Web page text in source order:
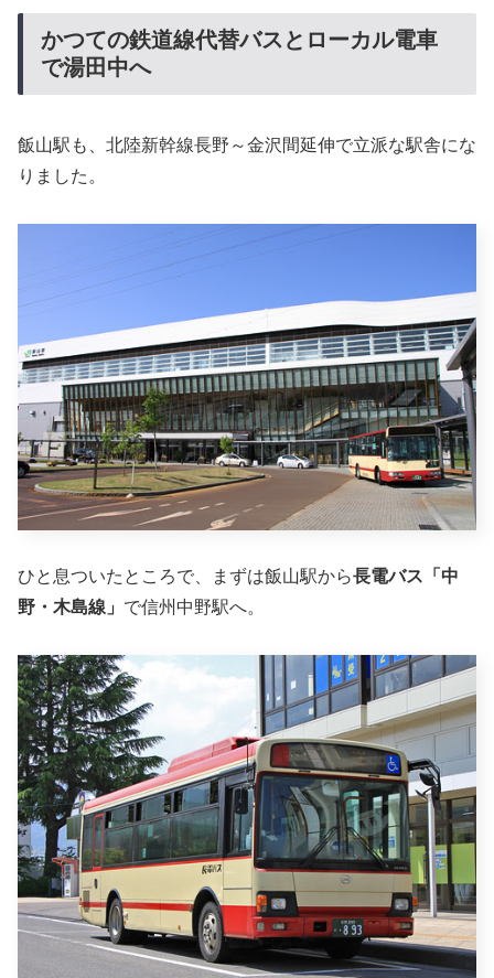
かつての鉄道線代替バスとローカル電車
で湯田中へ
飯山駅も、北陸新幹線長野～金沢間延伸で立派な駅舎にな
りました。
ひと息ついたところで、まずは飯山駅から長電バス「中
野・木島線」 で信州中野駅へ。